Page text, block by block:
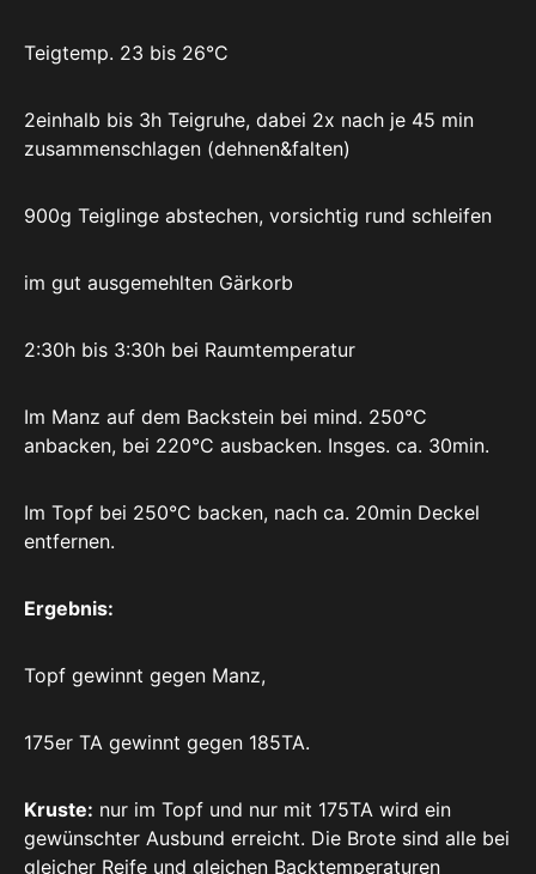
Teigtemp. 23 bis 26°C
2einhalb bis 3h Teigruhe, dabei 2x nach je 45 min
zusammenschlagen (dehnen&falten)
900g Teiglinge abstechen, vorsichtig rund schleifen
im gut ausgemehlten Gärkorb
2:30h bis 3:30h bei Raumtemperatur
Im Manz auf dem Backstein bei mind. 250°C
anbacken, bei 220°C ausbacken. Insges. ca. 30min.
Im Topf bei 250°C backen, nach ca. 20min Deckel
entfernen.
Ergebnis:
Topf gewinnt gegen Manz,
175er TA gewinnt gegen 185TA.
Kruste: nur im Topf und nur mit 175TA wird ein
gewünschter Ausbund erreicht. Die Brote sind alle bei
gleicher Reife und gleichen Backtemperaturen